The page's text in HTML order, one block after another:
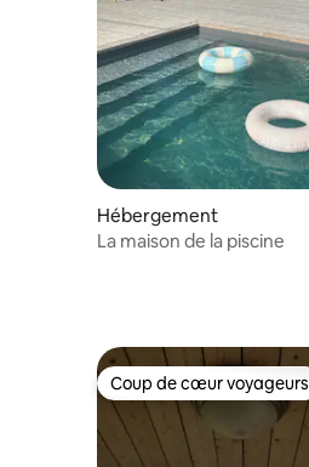
Hébergement
La maison de la piscine
Coup de cœur voyageurs
Coup de cœur voyageurs